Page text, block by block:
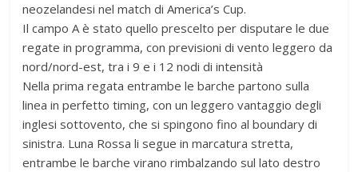
neozelandesi nel match di America’s Cup.
Il campo A è stato quello prescelto per disputare le due
regate in programma, con previsioni di vento leggero da
nord/nord-est, tra i 9 e i 12 nodi di intensità
Nella prima regata entrambe le barche partono sulla
linea in perfetto timing, con un leggero vantaggio degli
inglesi sottovento, che si spingono fino al boundary di
sinistra. Luna Rossa li segue in marcatura stretta,
entrambe le barche virano rimbalzando sul lato destro